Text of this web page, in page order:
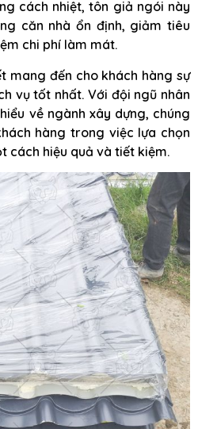
cách nhiệt, tôn giả ngói này
căn nhà ổn định, giảm tiêu
chi phí làm mát.
mang đến cho khách hàng sự
vụ tốt nhất. Với đội ngũ nhân
về ngành xây dựng, chúng
hàng trong việc lựa chọn
cách hiệu quả và tiết kiệm.